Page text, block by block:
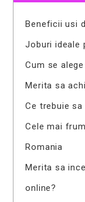
Beneficii usi
Joburi ideale
Cum se
Merita sa
Ce trebuie
Cele mai
Romania
Merita sa
online?